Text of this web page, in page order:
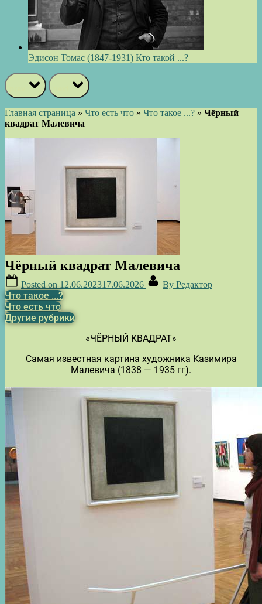
Эдисон Томас (1847-1931) Кто такой ...?
Главная страница » Что есть что » Что такое ...? » Чёрный
квадрат Малевича
Чёрный квадрат Малевича
Posted on 12.06.202317.06.2026 By Редактор
Что такое ...?
Что есть что
Другие рубрики
«ЧЁРНЫЙ КВАДРАТ»
Самая известная картина художника Казимира
Малевича (1838 — 1935 гг).